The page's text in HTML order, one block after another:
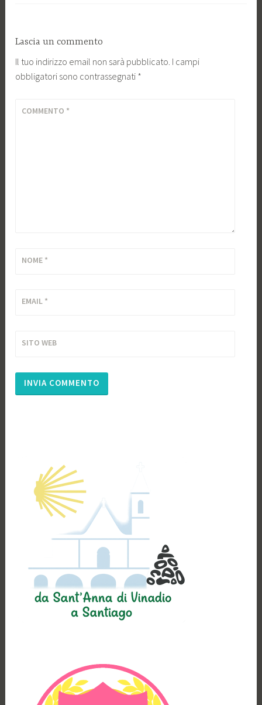
Lascia un commento
Il tuo indirizzo email non sarà pubblicato. I campi
obbligatori sono contrassegnati *
COMMENTO *
NOME *
EMAIL *
SITO WEB